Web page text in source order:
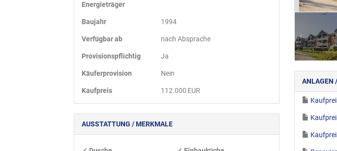
ANLAGEN
Energieträger
Baujahr 1994
Verfügbar ab nach Absprache
Provisionspflichtig Ja
Käufer­provision Nein
Kaufpreis 112.000 EUR
AUSSTATTUNG / MERKMALE